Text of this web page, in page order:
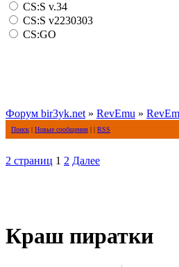
CS:S v.34
CS:S v2230303
CS:GO
Форум bir3yk.net » RevEmu »
Поиск | Новые сообщения | | RSS
2 страниц 1 2 Далее
Краш пиратки